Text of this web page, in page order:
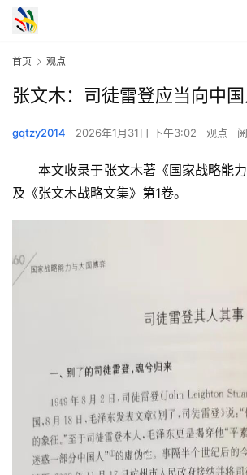
首页 观点
张文木：司徒雷登应当向中
gqtzy2014 2026年1月31日 下午3:02 观点
本文收录于张文木著《国家战略能力
及《张文木战略文集》第1卷。